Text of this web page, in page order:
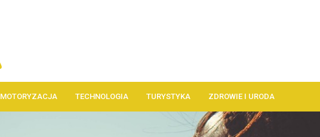
MOTORYZACJA TECHNOLOGIA TURYSTYKA ZDROWIE I URODA